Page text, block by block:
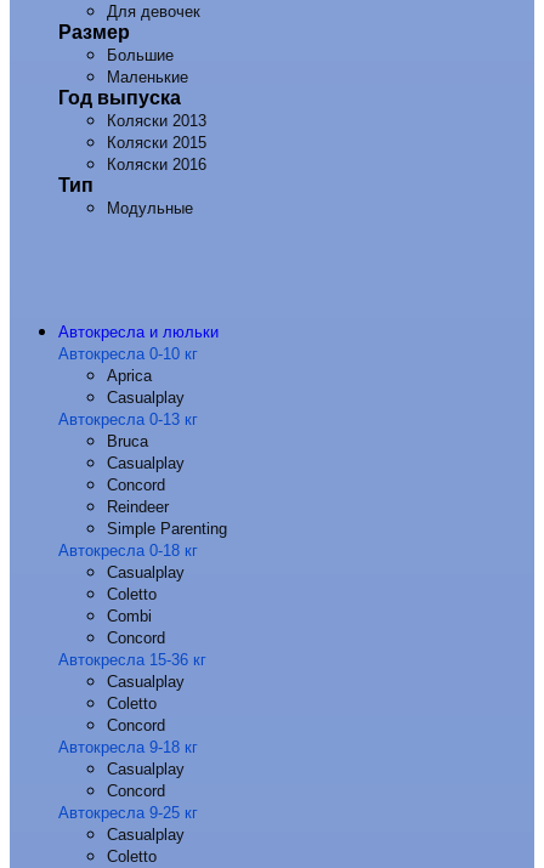
Для девочек
Размер
Большие
Маленькие
Год выпуска
Коляски 2013
Коляски 2015
Коляски 2016
Тип
Модульные
Автокресла и люльки
Автокресла 0-10 кг
Aprica
Casualplay
Автокресла 0-13 кг
Bruca
Casualplay
Concord
Reindeer
Simple Parenting
Автокресла 0-18 кг
Casualplay
Coletto
Combi
Concord
Автокресла 15-36 кг
Casualplay
Coletto
Concord
Автокресла 9-18 кг
Casualplay
Concord
Автокресла 9-25 кг
Casualplay
Coletto